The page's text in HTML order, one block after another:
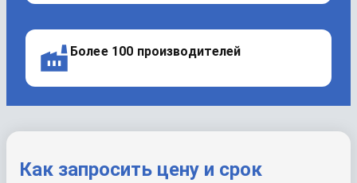
Более 100 производителей
Как запросить цену и срок